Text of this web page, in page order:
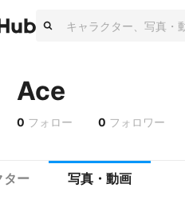
Ace
0 フォロー 0 フォロワー
ター 写真・動画